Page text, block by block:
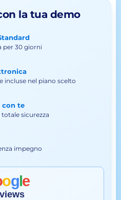
la tua demo
per 30 giorni
incluse nel piano scelto
con te
sicurezza
impegno
ogle